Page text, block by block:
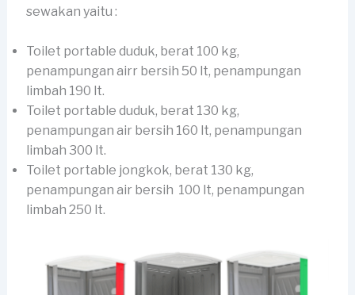
sewakan yaitu :
Toilet portable duduk, berat 100 kg,
penampungan airr bersih 50 lt, penampungan
limbah 190 lt.
Toilet portable duduk, berat 130 kg,
penampungan air bersih 160 lt, penampungan
limbah 300 lt.
Toilet portable jongkok, berat 130 kg,
penampungan air bersih 100 lt, penampungan
limbah 250 lt.